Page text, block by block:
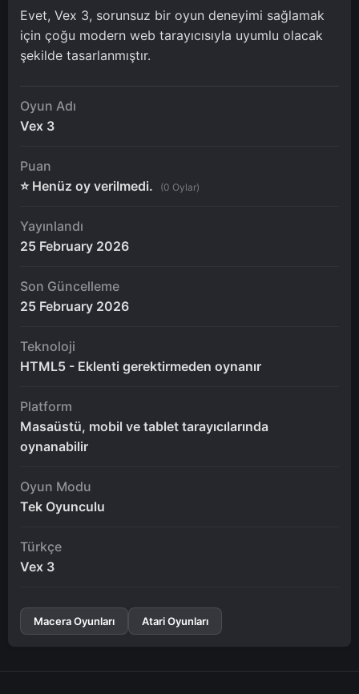
Evet, Vex 3, sorunsuz bir oyun deneyimi sağlamak
için çoğu modern web tarayıcısıyla uyumlu olacak
şekilde tasarlanmıştır.
Oyun Adı
Vex 3
Puan
⭐ Henüz oy verilmedi.
(0 Oylar)
Yayınlandı
25 February 2026
Son Güncelleme
25 February 2026
Teknoloji
HTML5 - Eklenti gerektirmeden oynanır
Platform
Masaüstü, mobil ve tablet tarayıcılarında
oynanabilir
Oyun Modu
Tek Oyunculu
Türkçe
Vex 3
Macera Oyunları Atari Oyunları